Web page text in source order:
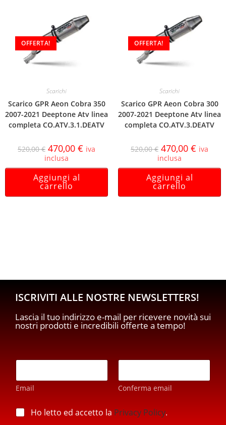
OFFERTA!
Scarichi
Scarico GPR Aeon Cobra 350
2007-2021 Deeptone Atv linea
completa CO.ATV.3.1.DEATV
520,00€ 470,00 € iva
inclusa
Aggiungi al
carrello
OFFERTA!
Scarichi
Scarico GPR Aeon Cobra 300
2007-2021 Deeptone Atv linea
completa CO.ATV.3.DEATV
520,00€ 470,00 € iva
inclusa
Aggiungi al
carrello
ISCRIVITI ALLE NOSTRE NEWSLETTERS!
Lascia il tuo indirizzo e-mail per ricevere novità sui
nostri prodotti e incredibili offerte a tempo!
E
a
i
*
Email Conferma email
p
p
r
Ho letto ed accetto la Privacy Policy.